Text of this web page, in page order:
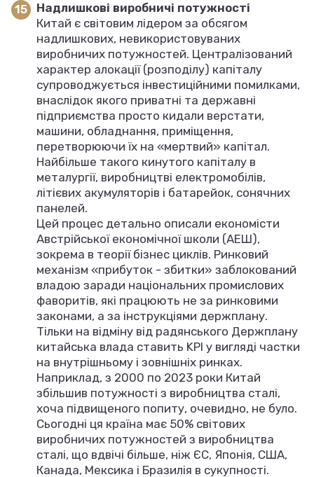
Надлишкові виробничі потужності
Китай є світовим лідером за обсягом
надлишкових, невикористовуваних
виробничих потужностей. Централізований
характер алокації (розподілу) капіталу
супроводжується інвестиційними помилками,
внаслідок якого приватні та державні
підприємства просто кидали верстати,
машини, обладнання, приміщення,
перетворюючи їх на «мертвий» капітал.
Найбільше такого кинутого капіталу в
металургії, виробництві електромобілів,
літієвих акумуляторів і батарейок, сонячних
панелей.
Цей процес детально описали економісти
Австрійської економічної школи (АЕШ),
зокрема в теорії бізнес циклів. Ринковий
механізм «прибуток - збитки» заблокований
владою заради національних промислових
фаворитів, які працюють не за ринковими
законами, а за інструкціями держплану.
Тільки на відміну від радянського Держплану
китайська влада ставить KPI у вигляді частки
на внутрішньому і зовнішніх ринках.
Наприклад, з 2000 по 2023 роки Китай
збільшив потужності з виробництва сталі,
хоча підвищеного попиту, очевидно, не було.
Сьогодні ця країна має 50% світових
виробничих потужностей з виробництва
сталі, що вдвічі більше, ніж ЄС, Японія, США,
Канада, Мексика і Бразилія в сукупності.